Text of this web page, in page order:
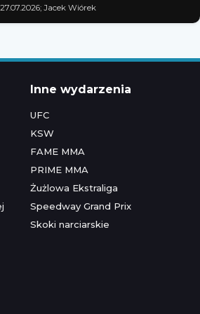
27.07.2026; Jacek Wiórek
Inne wydarzenia
UFC
KSW
FAME MMA
PRIME MMA
Żużlowa Ekstraliga
Speedway Grand Prix
Skoki narciarskie